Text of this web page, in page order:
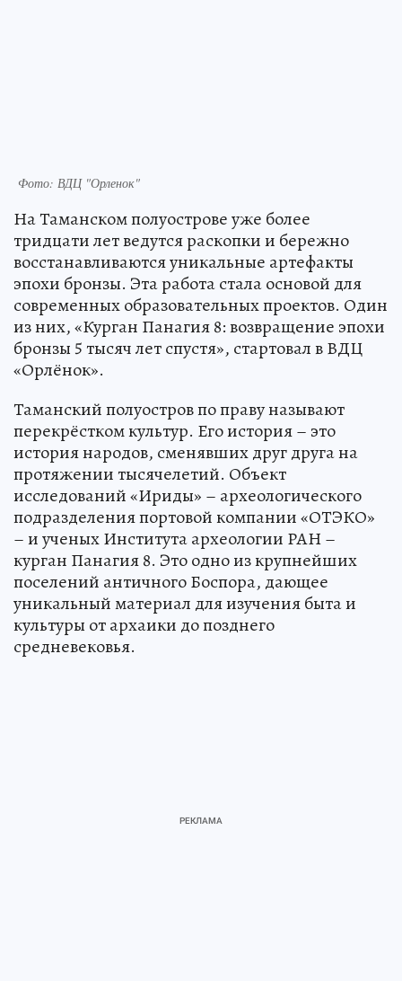
Фото: ВДЦ "Орленок"
На Таманском полуострове уже более
тридцати лет ведутся раскопки и бережно
восстанавливаются уникальные артефакты
эпохи бронзы. Эта работа стала основой для
современных образовательных проектов. Один
из них, «Курган Панагия 8: возвращение эпохи
бронзы 5 тысяч лет спустя», стартовал в ВДЦ
«Орлёнок».
Таманский полуостров по праву называют
перекрёстком культур. Его история – это
история народов, сменявших друг друга на
протяжении тысячелетий. Объект
исследований «Ириды» – археологического
подразделения портовой компании «ОТЭКО»
– и ученых Института археологии РАН –
курган Панагия 8. Это одно из крупнейших
поселений античного Боспора, дающее
уникальный материал для изучения быта и
культуры от архаики до позднего
средневековья.